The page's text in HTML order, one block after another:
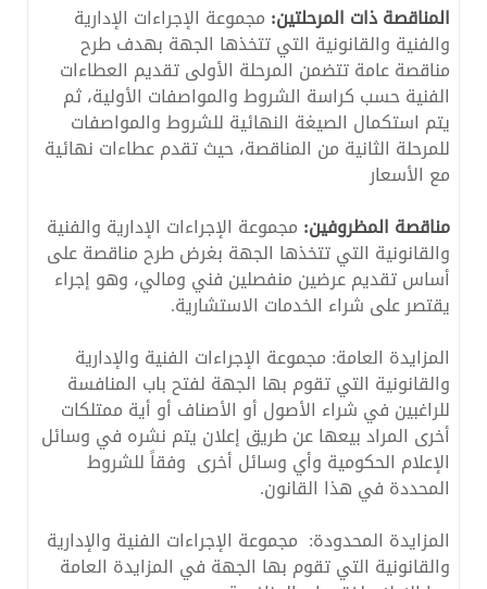
المناقصة ذات المرحلتين: مجموعة الإجراءات الإدارية
والفنية والقانونية التي تتخذها الجهة بهدف طرح
مناقصة عامة تتضمن المرحلة الأولى تقديم العطاءات
الفنية حسب كراسة الشروط والمواصفات الأولية، ثم
يتم استكمال الصيغة النهائية للشروط والمواصفات
للمرحلة الثانية من المناقصة، حيث تقدم عطاءات نهائية
مع الأسعار
مناقصة المظروفين: مجموعة الإجراءات الإدارية والفنية
والقانونية التي تتخذها الجهة بغرض طرح مناقصة على
أساس تقديم عرضين منفصلين فني ومالي، وهو إجراء
يقتصر على شراء الخدمات الاستشارية.
المزايدة العامة: مجموعة الإجراءات الفنية والإدارية
والقانونية التي تقوم بها الجهة لفتح باب المنافسة
للراغبين في شراء الأصول أو الأصناف أو أية ممتلكات
أخرى المراد بيعها عن طريق إعلان يتم نشره في وسائل
الإعلام الحكومية وأي وسائل أخرى وفقاً للشروط
المحددة في هذا القانون.
المزايدة المحدودة: مجموعة الإجراءات الفنية والإدارية
والقانونية التي تقوم بها الجهة في المزايدة العامة